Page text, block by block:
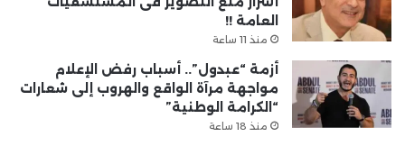
العامة !!
منذ 11 ساعة
أزمة “عبدول”.. أسباب رفض الإعلام
مواجهة مرآة الواقع والهروب إلى شعارات
“الكرامة الوطنية”
منذ 18 ساعة